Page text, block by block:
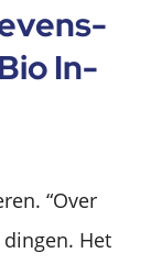
In­
“Over
Het